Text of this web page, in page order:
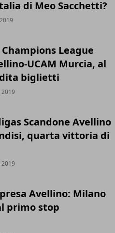
di Meo Sacchetti?
League
UCAM Murcia, al
biglietti
Scandone Avellino
quarta vittoria di
Avellino: Milano
primo stop